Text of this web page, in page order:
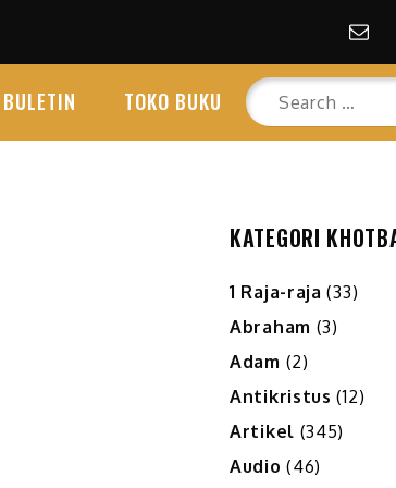
Email
BULETIN TOKO BUKU
Search
for:
KATEGORI
1 Raja-raja (33)
Abraham (3)
Adam (2)
Antikristus (12)
Artikel (345)
Audio (46)